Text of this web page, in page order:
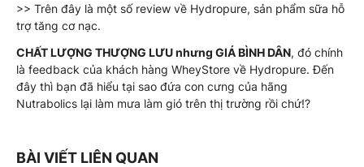
>> Trên đây là một số review về Hydropure, sản phẩm sữa hỗ
trợ tăng cơ nạc.
CHẤT LƯỢNG THƯỢNG LƯU nhưng GIÁ BÌNH DÂN, đó chính
là feedback của khách hàng WheyStore về Hydropure. Đến
đây thì bạn đã hiểu tại sao đứa con cưng của hãng
Nutrabolics lại làm mưa làm gió trên thị trường rồi chứ!?
BÀI VIẾT LIÊN QUAN